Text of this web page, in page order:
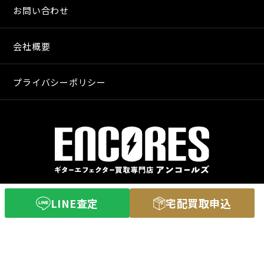
LINE査定 宅配買取申込
お問い合わせ
会社概要
プライバシーポリシー
〒640-8255
和歌山市和歌山市舟津町３丁目３
営業時間 11：00〜20：00